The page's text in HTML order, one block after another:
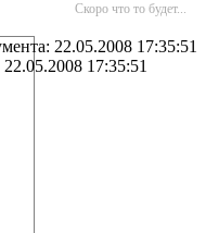
Скоро что то будет...
22.05.2008 17:35:51
17:35:51